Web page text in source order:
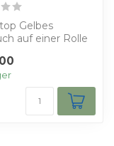
Gelbes
auf einer Rolle
impräg...